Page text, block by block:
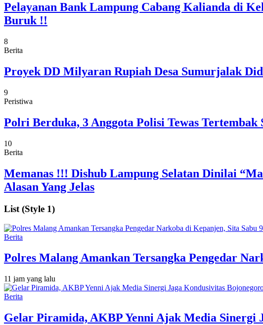
Pelayanan Bank Lampung Cabang Kalianda di
Buruk !!
8
Berita
Proyek DD Milyaran Rupiah Desa Sumurjalak
9
Peristiwa
Polri Berduka, 3 Anggota Polisi Tewas
10
Berita
Memanas !!! Dishub Lampung Selatan Dinilai
Alasan Yang Jelas
List (Style 1)
Berita
Polres Malang Amankan Tersangka Pengedar
11 jam yang lalu
Berita
Gelar Piramida, AKBP Yenni Ajak Media Sinergi